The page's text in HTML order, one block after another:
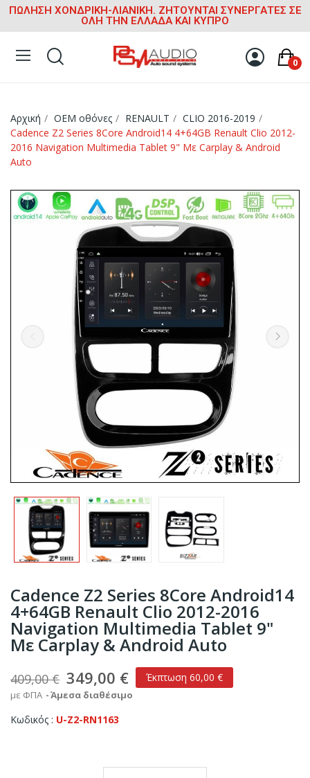
ΠΩΛΗΣΗ ΧΟΝΔΡΙΚΗ-ΛΙΑΝΙΚΗ. ΖΗΤΟΥΝΤΑΙ ΣΥΝΕΡΓΑΤΕΣ ΣΕ
ΟΛΗ ΤΗΝ ΕΛΛΑΔΑ ΚΑΙ ΚΥΠΡΟ
0
Αρχική OEM οθόνες RENAULT
CLIO 2016-2019
Cadence Z2 Series 8Core Android14 4+64GB Renault Clio 2012-
2016 Navigation Multimedia Tablet 9" Με Carplay & Android
Auto
Cadence Z2 Series 8Core Android14
4+64GB Renault Clio 2012-2016
Navigation Multimedia Tablet 9"
Με Carplay & Android Auto
409,00 € 349,00 € Έκπτωση 60,00 €
με ΦΠΑ Άμεσα διαθέσιμο
Κωδικός U-Z2-RN1163